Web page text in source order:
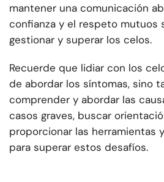
mantener una comunicación
confianza y el respeto mutuos
gestionar y superar los celos.
Recuerde que lidiar con los
de abordar los síntomas, sino
comprender y abordar las
casos graves, buscar
proporcionar las herramientas
para superar estos desafíos.